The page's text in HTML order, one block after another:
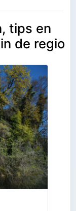
tips en
de regio